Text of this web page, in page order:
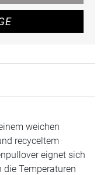
weichen
recyceltem
eignet sich
Temperaturen